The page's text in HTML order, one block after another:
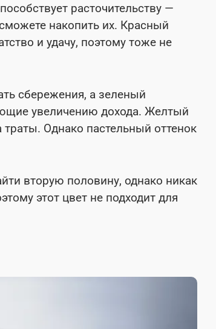
расточительству —
накопить их. Красный
и удачу, поэтому тоже не
сбережения, а зеленый
увеличению дохода. Желтый
траты. Однако пастельный оттенок
вторую половину, однако никак
этот цвет не подходит для